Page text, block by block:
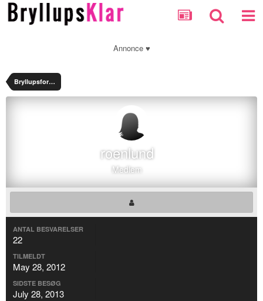
Annonce ♥
Bryllupsforum
roenlund
Medlem
ANTAL BESVARELSER
22
TILMELDT
May 28, 2012
SIDSTE BESØG
July 28, 2013